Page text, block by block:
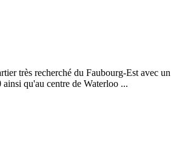
très recherché du Faubourg-Est avec un
ainsi qu'au centre de Waterloo ...